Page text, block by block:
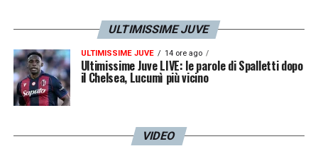
ULTIMISSIME JUVE
ULTIMISSIME JUVE 14 ore ago
Ultimissime Juve LIVE: le parole di Spalletti dopo
il Chelsea, Lucumì più vicino
VIDEO